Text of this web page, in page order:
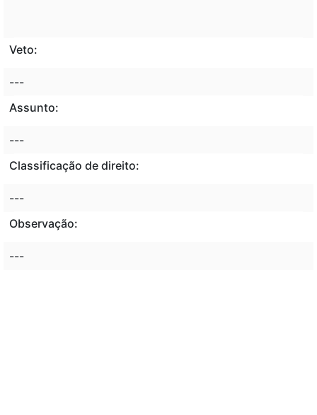
Veto:
---
Assunto:
---
Classificação de direito:
---
Observação:
---